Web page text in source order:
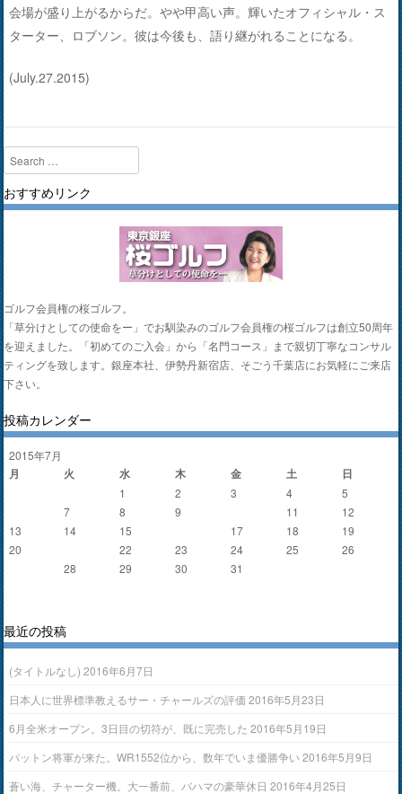
会場が盛り上がるからだ。やや甲高い声。輝いたオフィシャル・ス
ターター、ロブソン。彼は今後も、語り継がれることになる。
(July.27.2015)
Search
おすすめリンク
ゴルフ会員権の桜ゴルフ。
「草分けとしての使命をー」でお馴染みのゴルフ会員権の桜ゴルフは創立50周年
を迎えました。「初めてのご入会」から「名門コース」まで親切丁寧なコンサル
ティングを致します。銀座本社、伊勢丹新宿店、そごう千葉店にお気軽にご来店
下さい。
投稿カレンダー
2015年7月
月 火 水 木 金 土 日
1 2 3 4
5
7 8 9 11
12
13
14 15 17 18
19
20
22 23 24 25
26
28 29 30 31
最近の投稿
(タイトルなし) 2016年6月7日
日本人に世界標準教えるサー・チャールズの評価 2016年5月23日
6月全米オープン。3日目の切符が、既に完売した 2016年5月19日
パットン将軍が来た。WR1552位から、数年でいま優勝争い 2016年5月9日
蒼い海、チャーター機。大一番前、バハマの豪華休日 2016年4月25日